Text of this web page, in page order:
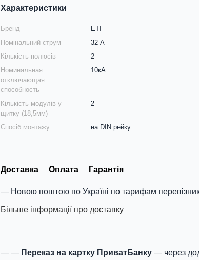
Характеристики
Бренд
ETI
Номінальний струм
32 А
Кількість полюсів
2
Номинальная
отключающая
способность
10кА
Кількість модулів у
щитку (18,5мм)
2
Спосіб монтажу на DIN рейку
Доставка Оплата Гарантія
Новою поштою по Україні по тарифам
Більше інформації про доставку
Переказ на картку ПриватБанку — через